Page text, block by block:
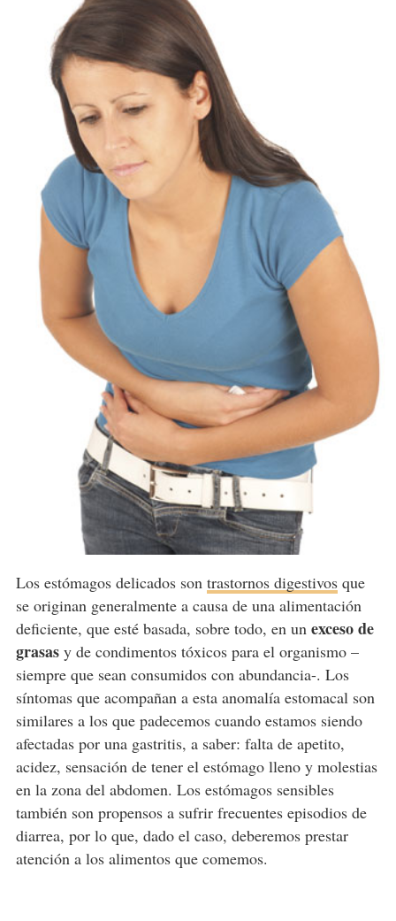
Los estómagos delicados son trastornos digestivosque
se originan generalmente a causa de una alimentación
deficiente, que esté basada, sobre todo, en un exceso de
grasasy de condimentos tóxicos para el organismo –
siempre que sean consumidos con abundancia-. Los
síntomas que acompañan a esta anomalía estomacal son
similares a los que padecemos cuando estamos siendo
afectadas por una gastritis, a saber: falta de apetito,
acidez, sensación de tener el estómago lleno y molestias
en la zona del abdomen. Los estómagos sensibles
también son propensos a sufrir frecuentes episodios de
diarrea, por lo que, dado el caso, deberemos prestar
atención a los alimentos que comemos.